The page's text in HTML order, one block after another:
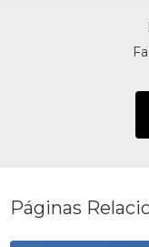
Páginas